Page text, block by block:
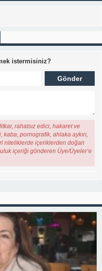
istermisiniz?
rahatsız edici, hakaret ve
kaba, pornografik, ahlaka aykırı,
niteliklerde içeriklerden doğan
içeriği gönderen Üye/Üyeler’e